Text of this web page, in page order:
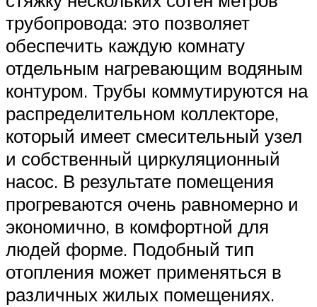
трубопровода: это позволяет
обеспечить каждую комнату
отдельным нагревающим водяным
контуром. Трубы коммутируются на
распределительном коллекторе,
который имеет смесительный узел
и собственный циркуляционный
насос. В результате помещения
прогреваются очень равномерно и
экономично, в комфортной для
людей форме. Подобный тип
отопления может применяться в
различных жилых помещениях.